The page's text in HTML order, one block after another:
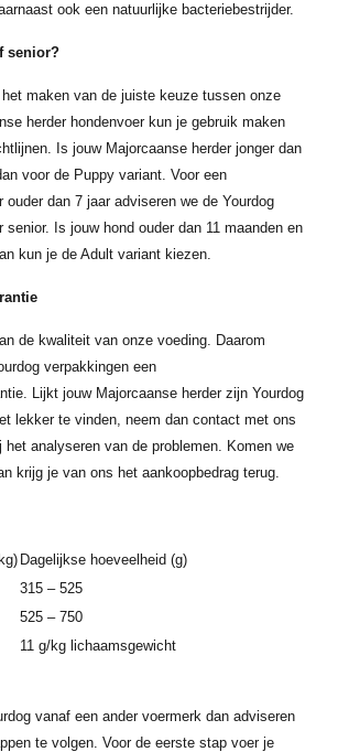
ook een natuurlijke bacteriebestrijder.
senior?
maken van de juiste keuze tussen onze
herder hondenvoer kun je gebruik maken
Is jouw Majorcaanse herder jonger dan
voor de Puppy variant. Voor een
ouder dan 7 jaar adviseren we de Yourdog
senior. Is jouw hond ouder dan 11 maanden en
kun je de Adult variant kiezen.
de kwaliteit van onze voeding. Daarom
verpakkingen een
Lijkt jouw Majorcaanse herder zijn Yourdog
lekker te vinden, neem dan contact met ons
het analyseren van de problemen. Komen we
krijg je van ons het aankoopbedrag terug.
Dagelijkse hoeveelheid (g)
315 – 525
525 – 750
11 g/kg lichaamsgewicht
vanaf een ander voermerk dan adviseren
te volgen. Voor de eerste stap voer je